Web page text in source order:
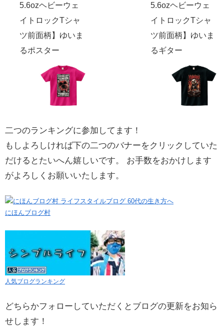
5.6ozヘビーウェ
イトロックTシャ
ツ前面柄】ゆいま
るポスター
5.6ozヘビーウェ
イトロックTシャ
ツ前面柄】ゆいま
るギター
二つのランキングに参加してます！
もしよろしければ下の二つのバナーをクリックしていた
だけるとたいへん嬉しいです。 お手数をおかけします
がよろしくお願いいたします。
にほんブログ村
人気ブログランキング
どちらかフォローしていただくとブログの更新をお知ら
せします！